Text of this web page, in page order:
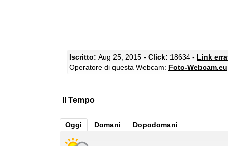
Iscritto: Aug 25, 2015 - Click: 18634 - Link
Operatore di questa Webcam: Foto-Webcam.eu
Il Tempo
Oggi Domani Dopodomani